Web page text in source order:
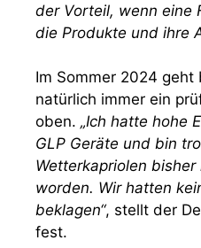
der Vorteil, wenn eine
die Produkte und ihre
Im Sommer 2024
natürlich immer ein
oben. „Ich hatte hohe
GLP Geräte und bin
Wetterkapriolen
worden. Wir hatten
beklagen“, stellt der
fest.